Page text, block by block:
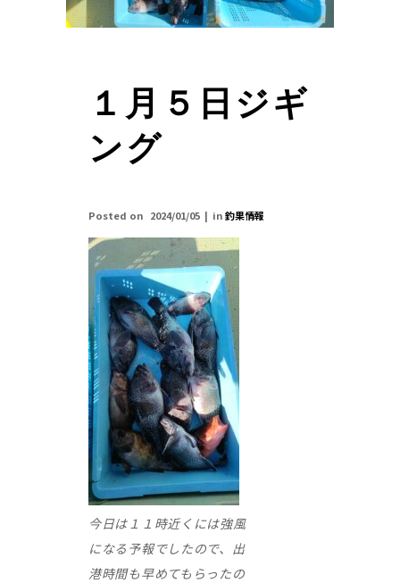
１月５日ジギ
ング
Posted on 2024/01/05 in釣果情報
今日は１１時近くには強風
になる予報でしたので、出
港時間も早めてもらったの